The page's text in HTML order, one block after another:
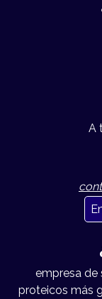
A
empresa de
proteicos más